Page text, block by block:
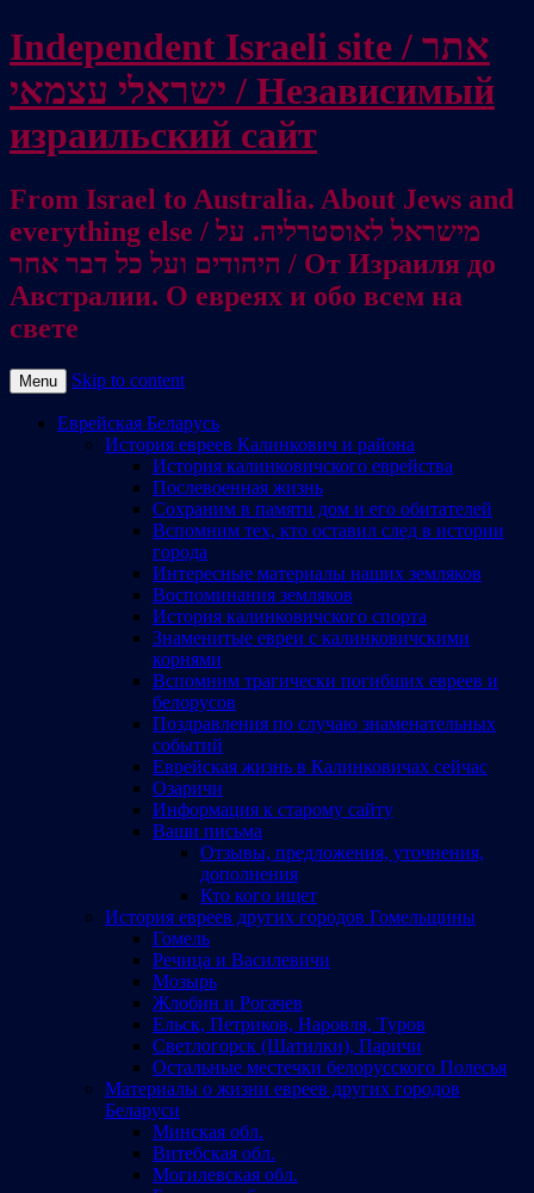
Independent Israeli site / אתר
ישראלי עצמאי / Независимый
израильский сайт
From Israel to Australia. About Jews and
everything else / מישראל לאוסטרליה. על
היהודים ועל כל דבר אחר / От Израиля до
Австралии. О евреях и обо всем на
свете
Menu Skip to content
Еврейская Беларусь
История евреев Калинкович и района
История калинковичского еврейства
Послевоенная жизнь
Сохраним в памяти дом и его обитателей
Вспомним тех, кто оставил след в истории
города
Интересные материалы наших земляков
Воспоминания земляков
История калинковичского спорта
Знаменитые евреи с калинковичскими
корнями
Вспомним трагически погибших евреев и
белорусов
Поздравления по случаю знаменательных
событий
Еврейская жизнь в Калинковичах сейчас
Озаричи
Информация к старому сайту
Ваши письма
Отзывы, предложения, уточнения,
дополнения
Кто кого ищет
История евреев других городов Гомельщины
Гомель
Речица и Василевичи
Мозырь
Жлобин и Рогачев
Ельск, Петриков, Наровля, Туров
Светлогорск (Шатилки), Паричи
Остальные местечки белорусского Полесья
Материалы о жизни евреев других городов
Беларуси
Минская обл.
Витебская обл.
Могилевская обл.